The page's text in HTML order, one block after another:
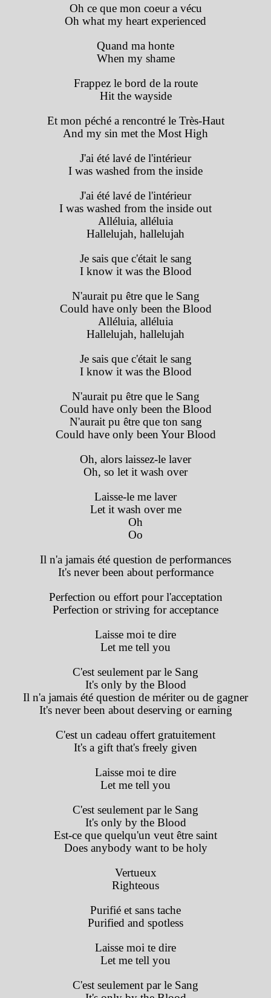
Oh ce que mon coeur a vécu
Oh what my heart experienced
Quand ma honte
When my shame
Frappez le bord de la route
Hit the wayside
Et mon péché a rencontré le Très-Haut
And my sin met the Most High
J'ai été lavé de l'intérieur
I was washed from the inside
J'ai été lavé de l'intérieur
I was washed from the inside out
Alléluia, alléluia
Hallelujah, hallelujah
Je sais que c'était le sang
I know it was the Blood
N'aurait pu être que le Sang
Could have only been the Blood
Alléluia, alléluia
Hallelujah, hallelujah
Je sais que c'était le sang
I know it was the Blood
N'aurait pu être que le Sang
Could have only been the Blood
N'aurait pu être que ton sang
Could have only been Your Blood
Oh, alors laissez-le laver
Oh, so let it wash over
Laisse-le me laver
Let it wash over me
Oh
Oo
Il n'a jamais été question de performances
It's never been about performance
Perfection ou effort pour l'acceptation
Perfection or striving for acceptance
Laisse moi te dire
Let me tell you
C'est seulement par le Sang
It's only by the Blood
Il n'a jamais été question de mériter ou de gagner
It's never been about deserving or earning
C'est un cadeau offert gratuitement
It's a gift that's freely given
Laisse moi te dire
Let me tell you
C'est seulement par le Sang
It's only by the Blood
Est-ce que quelqu'un veut être saint
Does anybody want to be holy
Vertueux
Righteous
Purifié et sans tache
Purified and spotless
Laisse moi te dire
Let me tell you
C'est seulement par le Sang